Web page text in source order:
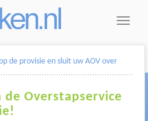
Toggle
de provisie en sluit uw AOV over
Overstapservice